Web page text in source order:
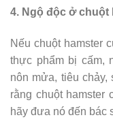
4. Ngộ độc ở chuột
Nếu chuột hamster
thực phẩm bị cấm,
nôn mửa, tiêu
rằng chuột hamster
hãy đưa nó đến bác